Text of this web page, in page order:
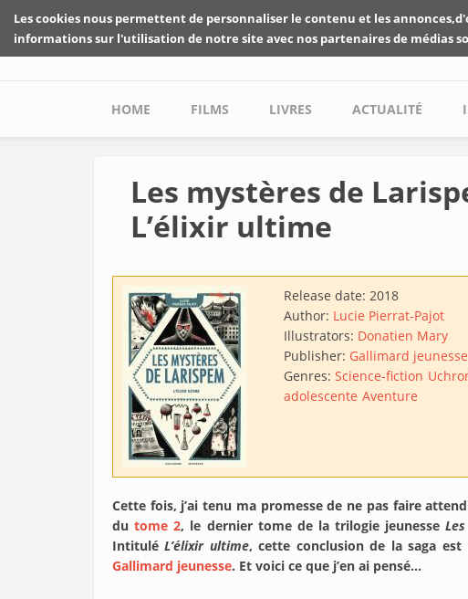
Skip to main content
Main menu
HOME FILMS LIVRES ACTUALITÉ
Les mystères de
L’élixir ultime
Release date: 2018
Author: Lucie Pierrat-Pajot
Illustrators: Donatien Mary
Publisher: Gallimard jeunesse
Genres: Science-fiction
adolescente Aventure
Cette fois, j’ai tenu ma promesse de ne pas faire
dutome 2, le dernier tome de la trilogie jeunesse
IntituléL’élixir ultime, cette conclusion de la saga
Gallimard jeunesse. Et voici ce que j’en ai pensé…
Les cookies nous permettent de personnaliser le contenu et les
informations sur l'utilisation de notre site avec nos partenaires de médias